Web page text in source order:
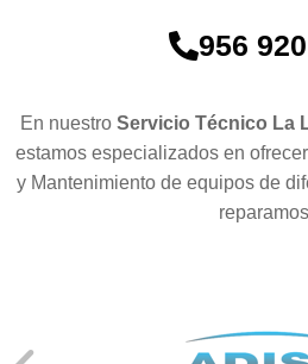
956
En nuestro Servicio Técnico La
estamos especializados en
y Mantenimiento de equipos de